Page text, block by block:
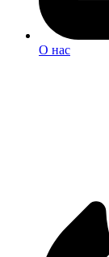
О нас